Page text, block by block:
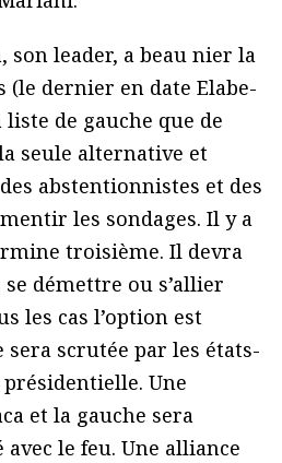
son leader, a beau nier la
(le dernier en date Elabe-
de gauche que de
seule alternative et
abstentionnistes et des
les sondages. Il y a
troisième. Il devra
démettre ou s’allier
les cas l’option est
sera scrutée par les états-
Une
et la gauche sera
avec le feu. Une alliance